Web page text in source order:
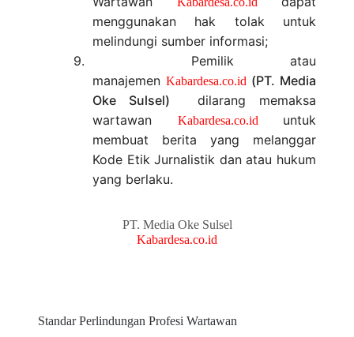
menggunakan hak tolak untuk
melindungi sumber informasi;
9.
Pemilik atau
manajemen Kabardesa.co.id (PT. Media
Oke Sulsel) dilarang memaksa
wartawan
Kabardesa.co.id
untuk
membuat berita yang melanggar
Kode Etik Jurnalistik dan atau hukum
yang berlaku.
PT. Media Oke Sulsel
Kabardesa.co.id
Standar Perlindungan Profesi Wartawan